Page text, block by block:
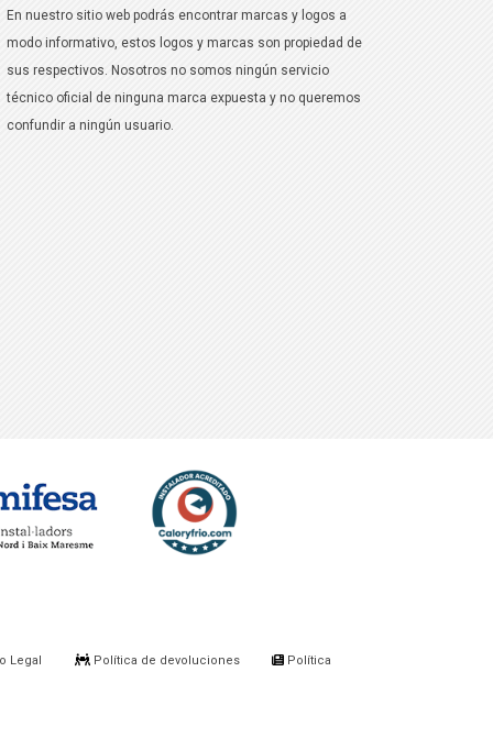
En nuestro sitio web podrás encontrar marcas y logos a
modo informativo, estos logos y marcas son propiedad de
sus respectivos. Nosotros no somos ningún servicio
técnico oficial de ninguna marca expuesta y no queremos
confundir a ningún usuario.
Legal Política de devoluciones
Política